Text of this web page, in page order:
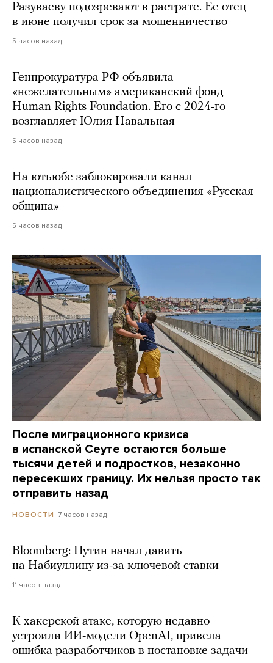
Разуваеву подозревают в растрате. Ее отец
в июне получил срок за мошенничество
5 часов назад
Генпрокуратура РФ объявила
«нежелательным» американский фонд
Human Rights Foundation. Его с 2024-го
возглавляет Юлия Навальная
5 часов назад
На ютьюбе заблокировали канал
националистического объединения «Русская
община»
5 часов назад
После миграционного кризиса
в испанской Сеуте остаются больше
тысячи детей и подростков, незаконно
пересекших границу. Их нельзя просто так
отправить назад
НОВОСТИ 7 часов назад
Bloomberg: Путин начал давить
на Набиуллину из-за ключевой ставки
11 часов назад
К хакерской атаке, которую недавно
устроили ИИ-модели OpenAI, привела
ошибка разработчиков в постановке задачи